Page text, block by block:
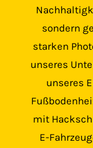
sondern
starken
unseres
unseres
mit
E-